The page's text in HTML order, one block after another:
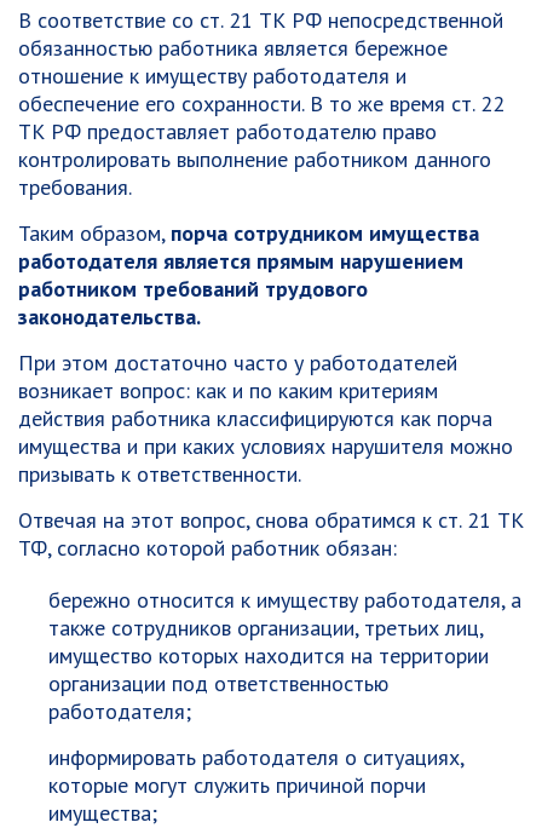
В соответствие со ст. 21 ТК РФ непосредственной
обязанностью работника является бережное
отношение к имуществу работодателя и
обеспечение его сохранности. В то же время ст. 22
ТК РФ предоставляет работодателю право
контролировать выполнение работником данного
требования.
Таким образом, порча сотрудником имущества
работодателя является прямым нарушением
работником требований трудового
законодательства.
При этом достаточно часто у работодателей
возникает вопрос: как и по каким критериям
действия работника классифицируются как порча
имущества и при каких условиях нарушителя можно
призывать к ответственности.
Отвечая на этот вопрос, снова обратимся к ст. 21 ТК
ТФ, согласно которой работник обязан:
бережно относится к имуществу работодателя, а
также сотрудников организации, третьих лиц,
имущество которых находится на территории
организации под ответственностью
работодателя;
информировать работодателя о ситуациях,
которые могут служить причиной порчи
имущества;